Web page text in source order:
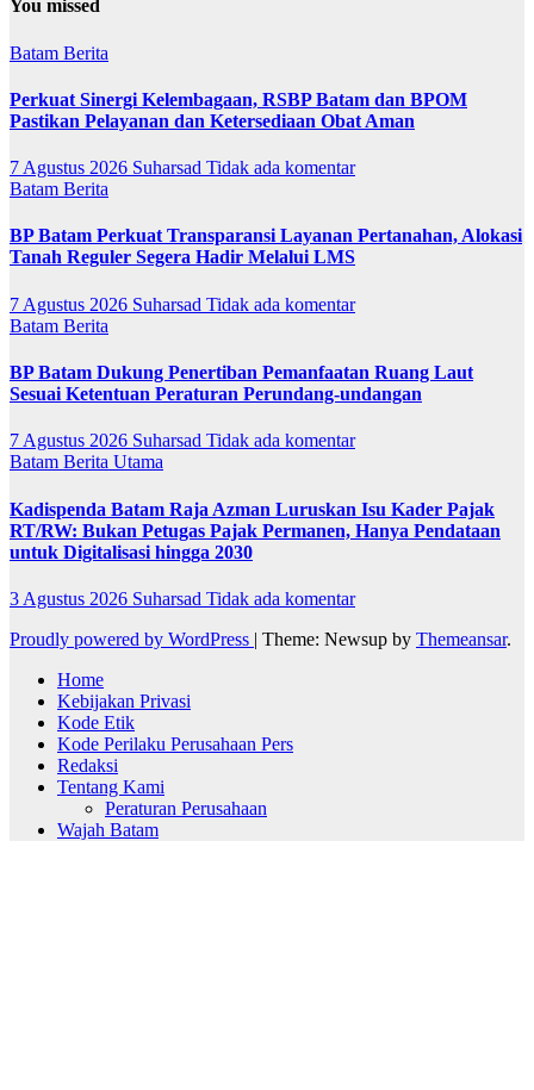
You missed
Batam Berita
Perkuat Sinergi Kelembagaan, RSBP Batam dan BPOM
Pastikan Pelayanan dan Ketersediaan Obat Aman
7 Agustus 2026 Suharsad Tidak ada komentar
Batam Berita
BP Batam Perkuat Transparansi Layanan Pertanahan, Alokasi
Tanah Reguler Segera Hadir Melalui LMS
7 Agustus 2026 Suharsad Tidak ada komentar
Batam Berita
BP Batam Dukung Penertiban Pemanfaatan Ruang Laut
Sesuai Ketentuan Peraturan Perundang-undangan
7 Agustus 2026 Suharsad Tidak ada komentar
Batam Berita Utama
Kadispenda Batam Raja Azman Luruskan Isu Kader Pajak
RT/RW: Bukan Petugas Pajak Permanen, Hanya Pendataan
untuk Digitalisasi hingga 2030
3 Agustus 2026 Suharsad Tidak ada komentar
Proudly powered by WordPress | Theme: Newsup by Themeansar.
Home
Kebijakan Privasi
Kode Etik
Kode Perilaku Perusahaan Pers
Redaksi
Tentang Kami
Peraturan Perusahaan
Wajah Batam